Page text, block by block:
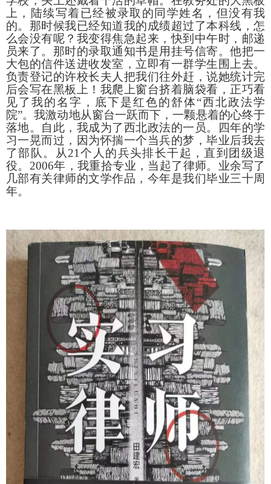
上，陆续写着已经被录取的同学姓名，但没有我
的。那时候我已经知道我的成绩超过了本科线，怎
么会没有呢？我变得焦急起来，快到中午时，邮递
员来了。那时的录取通知书是用挂号信寄。他把一
大包的信件送进收发室，立即有一群学生围上去。
负责登记的许校长夫人把我们往外赶，说她统计完
后会写在黑板上！我爬上窗台挤着脑袋看，正巧看
见了我的名字，底下是红色的舒体“西北政法学
院”。我激动地从窗台一跃而下，一颗悬着的心终于
落地。自此，我成为了西北政法的一员。四年的学
习一晃而过，因为怀揣一个当兵的梦，毕业后我去
了部队。从21 个人的兵头排长干起，直到团级退
役。 2006年，我重拾专业，当起了律师。业余写了
几部有关律师的文学作品，今年是我们毕业三十周
年。